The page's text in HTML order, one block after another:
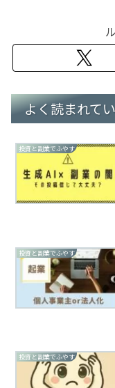
よく読まれて
投資と副業でふやす
投資と副業でふやす
投資と副業でふやす